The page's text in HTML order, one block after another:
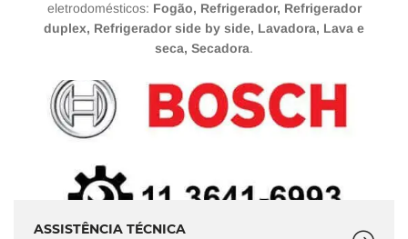
eletrodomésticos: Fogão, Refrigerador, Refrigerador
duplex, Refrigerador side by side, Lavadora, Lava e
seca, Secadora.
ASSISTÊNCIA TÉCNICA